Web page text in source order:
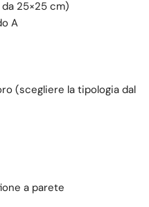
25×25 cm)
A
(scegliere la tipologia dal
a parete